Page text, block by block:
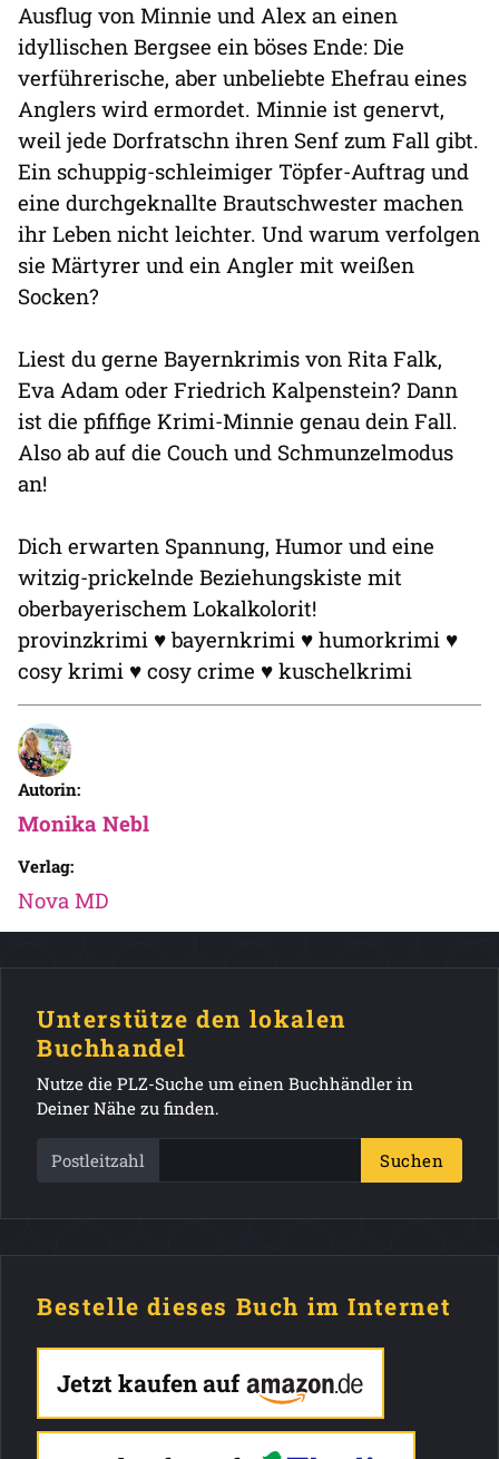
Ausflug von Minnie und Alex an einen
idyllischen Bergsee ein böses Ende: Die
verführerische, aber unbeliebte Ehefrau eines
Anglers wird ermordet. Minnie ist genervt,
weil jede Dorfratschn ihren Senf zum Fall gibt.
Ein schuppig-schleimiger Töpfer-Auftrag und
eine durchgeknallte Brautschwester machen
ihr Leben nicht leichter. Und warum verfolgen
sie Märtyrer und ein Angler mit weißen
Socken?
Liest du gerne Bayernkrimis von Rita Falk,
Eva Adam oder Friedrich Kalpenstein? Dann
ist die pfiffige Krimi-Minnie genau dein Fall.
Also ab auf die Couch und Schmunzelmodus
an!
Dich erwarten Spannung, Humor und eine
witzig-prickelnde Beziehungskiste mit
oberbayerischem Lokalkolorit!
provinzkrimi ♥ bayernkrimi ♥ humorkrimi ♥
cosy krimi ♥ cosy crime ♥ kuschelkrimi
Autorin:
Monika Nebl
Verlag:
Nova MD
Unterstütze den lokalen
Buchhandel
Nutze die PLZ-Suche um einen Buchhändler in
Deiner Nähe zu finden.
Postleitzahl Suchen
Bestelle dieses Buch im Internet
Jetzt kaufen auf